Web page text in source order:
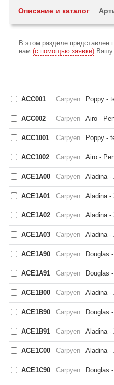
Описание и каталог
В этом разделе представлен
нам (с помощью заявки) Вашу
ACC001 Carpyen Poppy -
ACC002 Carpyen Airo -
ACC1001 Carpyen Poppy -
ACC1002 Carpyen Airo -
ACE1A00 Carpyen Aladina -
ACE1A01 Carpyen Aladina -
ACE1A02 Carpyen Aladina -
ACE1A03 Carpyen Aladina -
ACE1A90 Carpyen Douglas
ACE1A91 Carpyen Douglas
ACE1B00 Carpyen Aladina -
ACE1B90 Carpyen Douglas
ACE1B91 Carpyen Aladina -
ACE1C00 Carpyen Aladina -
ACE1C90 Carpyen Douglas